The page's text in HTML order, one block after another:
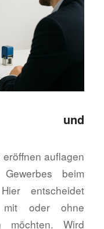
und
auflagen
beim
entscheidet
oder ohne
möchten. Wird